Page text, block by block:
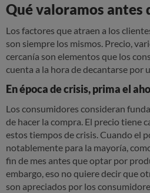
Qué valoramos antes
Los factores que atraen a los
son siempre los mismos. Precio,
cercanía son elementos que los
cuenta a la hora de decantarse por
En época de crisis, prima el
Los consumidores consideran
de hacer la compra. El precio tiene
estos tiempos de crisis. Cuando el
notablemente para la mayoría,
fin de mes antes que optar por
embargo, eso no quiere decir que
son apreciados por los